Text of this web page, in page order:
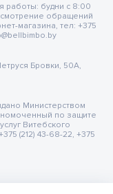
будни с 8:00
обращений
магазина, тел: +375
Бровки, 50А,
Министерством
по защите
Витебского
(212) 43-68-22, +375